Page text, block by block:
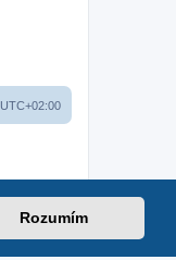
Rozumím
UTC+02:00